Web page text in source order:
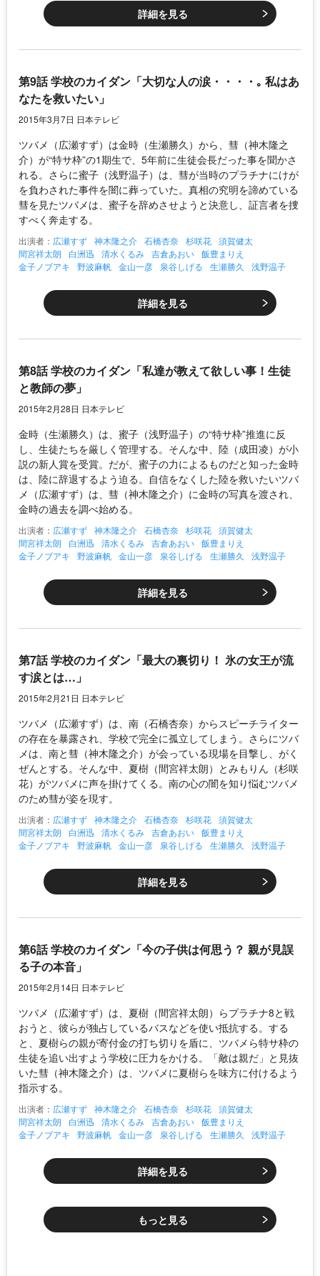
詳細を見る
第9話 学校のカイダン「大切な人の涙・・・・｡ 私はあ
なたを救いたい」
2015年3月7日 日本テレビ
ツバメ（広瀬すず）は金時（生瀬勝久）から、彗（神木隆之
介）が“特サ枠”の1期生で、5年前に生徒会長だった事を聞かさ
れる。さらに蜜子（浅野温子）は、彗が当時のプラチナにけが
を負わされた事件を闇に葬っていた。真相の究明を諦めている
彗を見たツバメは、蜜子を辞めさせようと決意し、証言者を捜
すべく奔走する。
出演者： 広瀬すず 神木隆之介 石橋杏奈 杉咲花 須賀健太
間宮祥太朗
白洲迅 清水くるみ 吉倉あおい 飯豊まりえ
金子ノブアキ
野波麻帆 金山一彦 泉谷しげる 生瀬勝久 浅野温子
詳細を見る
第8話 学校のカイダン「私達が教えて欲しい事！生徒
と教師の夢」
2015年2月28日 日本テレビ
金時（生瀬勝久）は、蜜子（浅野温子）の“特サ枠”推進に反
し、生徒たちを厳しく管理する。そんな中、陸（成田凌）が小
説の新人賞を受賞。だが、蜜子の力によるものだと知った金時
は、陸に辞退するよう迫る。自信をなくした陸を救いたいツバ
メ（広瀬すず）は、彗（神木隆之介）に金時の写真を渡され、
金時の過去を調べ始める。
出演者： 広瀬すず 神木隆之介 石橋杏奈 杉咲花 須賀健太
間宮祥太朗
白洲迅 清水くるみ 吉倉あおい 飯豊まりえ
金子ノブアキ
野波麻帆 金山一彦 泉谷しげる 生瀬勝久 浅野温子
詳細を見る
第7話 学校のカイダン「最大の裏切り！ 氷の女王が流
す涙とは…」
2015年2月21日 日本テレビ
ツバメ（広瀬すず）は、南（石橋杏奈）からスピーチライター
の存在を暴露され、学校で完全に孤立してしまう。さらにツバ
メは、南と彗（神木隆之介）が会っている現場を目撃し、がく
ぜんとする。そんな中、夏樹（間宮祥太朗）とみもりん（杉咲
花）がツバメに声を掛けてくる。南の心の闇を知り悩むツバメ
のため彗が姿を現す。
出演者： 広瀬すず 神木隆之介 石橋杏奈 杉咲花 須賀健太
間宮祥太朗
白洲迅 清水くるみ 吉倉あおい 飯豊まりえ
金子ノブアキ
野波麻帆 金山一彦 泉谷しげる 生瀬勝久 浅野温子
詳細を見る
第6話 学校のカイダン「今の子供は何思う？ 親が見誤
る子の本音」
2015年2月14日 日本テレビ
ツバメ（広瀬すず）は、夏樹（間宮祥太朗）らプラチナ8と戦
おうと、彼らが独占しているバスなどを使い抵抗する。する
と、夏樹らの親が寄付金の打ち切りを盾に、ツバメら特サ枠の
生徒を追い出すよう学校に圧力をかける。「敵は親だ」と見抜
いた彗（神木隆之介）は、ツバメに夏樹らを味方に付けるよう
指示する。
出演者： 広瀬すず 神木隆之介 石橋杏奈 杉咲花 須賀健太
間宮祥太朗
白洲迅 清水くるみ 吉倉あおい 飯豊まりえ
金子ノブアキ
野波麻帆 金山一彦 泉谷しげる 生瀬勝久 浅野温子
詳細を見る
もっと見る